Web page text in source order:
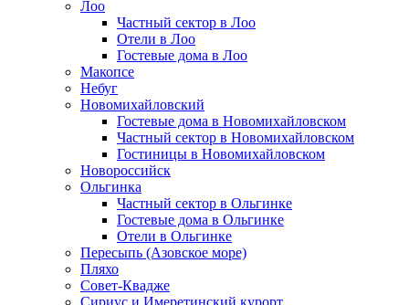
Лоо
Частный сектор в Лоо
Отели в Лоо
Гостевые дома в Лоо
Макопсе
Небуг
Новомихайловский
Гостевые дома в Новомихайловском
Частный сектор в Новомихайловском
Гостиницы в Новомихайловском
Новороссийск
Ольгинка
Частный сектор в Ольгинке
Гостевые дома в Ольгинке
Отели в Ольгинке
Пересыпь (Азовское море)
Пляхо
Совет-Квадже
Сириус и Имеретинский курорт